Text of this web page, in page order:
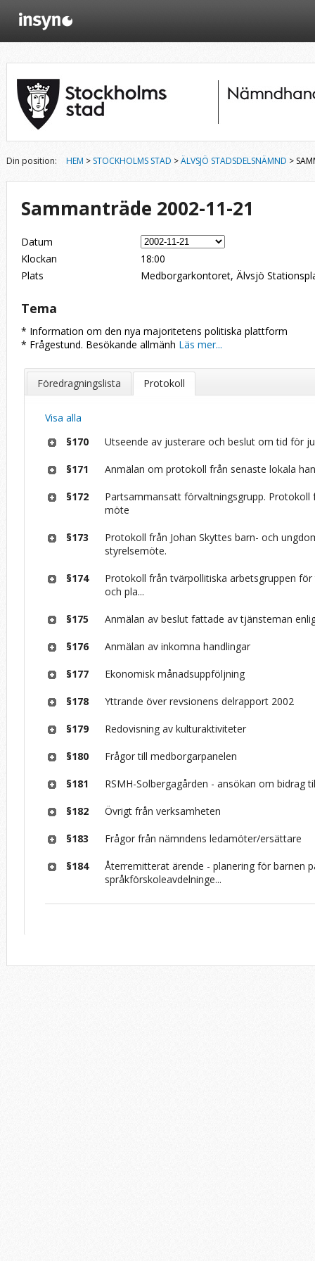
Din position: HEM > STOCKHOLMS STAD >ÄLVSJÖ STADSDELSNÄMND >
Sammanträde 2002-11-21
Datum
Klockan
18:00
Plats
Medborgarkontoret, Älvsjö
Tema
* Information om den nya majoritetens politiska plattform
* Frågestund. Besökande allmänh Läs mer...
Föredragningslista Protokoll
Visa alla
§170
Utseende av justerare och beslut om tid för
§171 Anmälan om protokoll från senaste lokala
§172
Partsammansatt förvaltningsgrupp. Protokoll
möte
§173
Protokoll från Johan Skyttes barn- och
styrelsemöte.
§174
Protokoll från tvärpollitiska arbetsgruppen
och pla...
§175 Anmälan av beslut fattade av tjänsteman
§176 Anmälan av inkomna handlingar
§177 Ekonomisk månadsuppföljning
§178 Yttrande över revsionens delrapport 2002
§179 Redovisning av kulturaktiviteter
§180 Frågor till medborgarpanelen
§181 RSMH-Solbergagården - ansökan om bidrag
§182 Övrigt från verksamheten
§183 Frågor från nämndens ledamöter/ersättare
§184
Återremitterat ärende - planering för barnen
språkförskoleavdelninge...